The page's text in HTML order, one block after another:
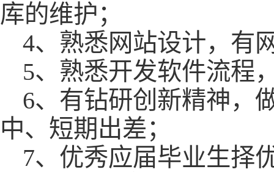
库的维护；
4、熟悉网站设计，有
5、熟悉开发软件流程
6、有钻研创新精神，
中、短期出差；
7、优秀应届毕业生择